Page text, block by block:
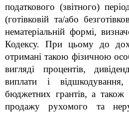
податкового (звітного)
(готівковій та/або
нематеріальній формі,
Кодексу. При цьому до
отримані такою фізичною
вигляді процентів,
виплати і
бюджетних грантів, а також
продажу рухомого та